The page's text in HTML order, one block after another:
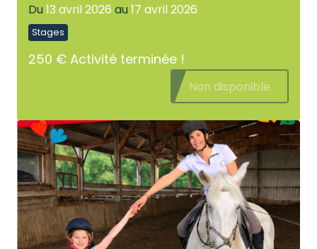
Du 13 avril 2026 au 17 avril 2026
Stages
250 € Activité terminée !
Non disponible